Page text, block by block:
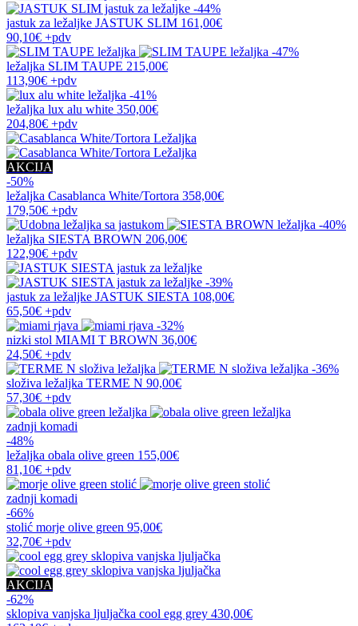
-44%
jastuk za ležaljke JASTUK SLIM 161,00€
90,10€ +pdv
-47%
ležaljka SLIM TAUPE 215,00€
113,90€ +pdv
-41%
ležaljka lux alu white 350,00€
204,80€ +pdv
AKCIJA
-50%
ležaljka Casablanca White/Tortora 358,00€
179,50€ +pdv
-40%
ležaljka SIESTA BROWN 206,00€
122,90€ +pdv
-39%
jastuk za ležaljke JASTUK SIESTA 108,00€
65,50€ +pdv
-32%
nizki stol MIAMI T BROWN 36,00€
24,50€ +pdv
-36%
složiva ležaljka TERME N 90,00€
57,30€ +pdv
zadnji komadi
-48%
ležaljka obala olive green 155,00€
81,10€ +pdv
zadnji komadi
-66%
stolić morje olive green 95,00€
32,70€ +pdv
AKCIJA
-62%
sklopiva vanjska ljuljačka cool egg grey 430,00€